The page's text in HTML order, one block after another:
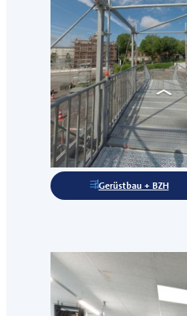
Gerüstbau + BZH